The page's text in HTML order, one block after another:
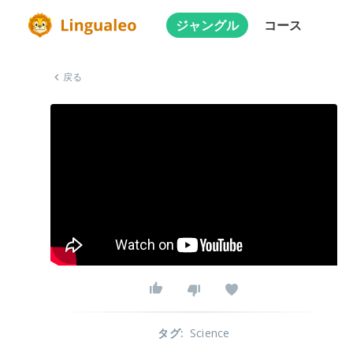
ジャングル コース
戻る
タグ: Science